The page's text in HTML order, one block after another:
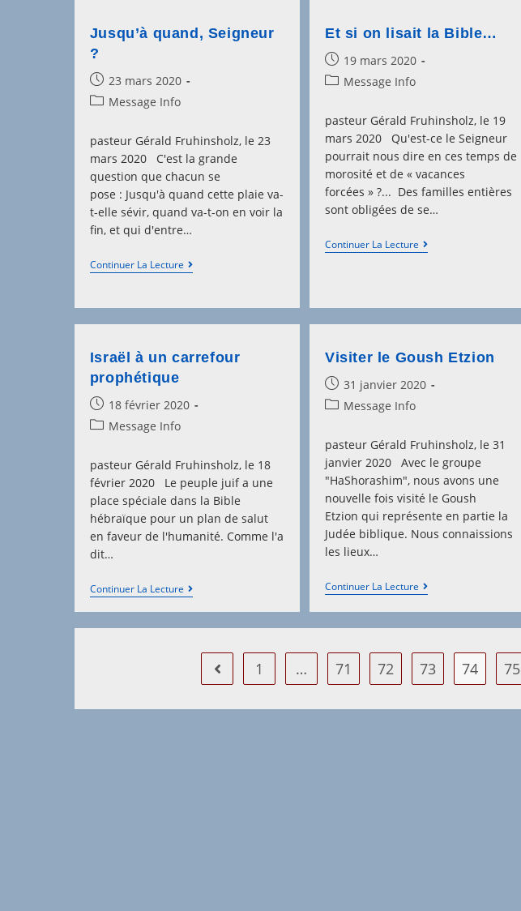
Jusqu’à quand, Seigneur
?
Post
published:
23 mars 2020
PostMessage Info
pasteur Gérald Fruhinsholz, le 23
mars 2020 C'est la grande
question que chacun se
pose : Jusqu'à quand cette plaie va-
t-elle sévir, quand va-t-on en voir la
fin, et qui d'entre…
Continuer La LectureJusqu’à
Quand,
Et si on lisait la Bible…
Post
published:
19 mars 2020
PostMessage Info
pasteur Gérald Fruhinsholz, le 19
mars 2020 Qu'est-ce le Seigneur
pourrait nous dire en ces temps de
morosité et de « vacances
forcées » ?... Des familles entières
sont obligées de se…
Continuer La Lecture Et
Si
Bible…
Israël à un carrefour
prophétique
Post
published:
18 février 2020
PostMessage Info
pasteur Gérald Fruhinsholz, le 18
février 2020 Le peuple juif a une
place spéciale dans la Bible
hébraïque pour un plan de salut
en faveur de l'humanité. Comme l'a
dit…
Continuer La LectureIsraël
À
Un
Carrefour
Visiter le Goush Etzion
Post
published:
31 janvier 2020
PostMessage Info
pasteur Gérald Fruhinsholz, le 31
janvier 2020 Avec le groupe
"HaShorashim", nous avons une
nouvelle fois visité le Goush
Etzion qui représente en partie la
Judée biblique. Nous connaissions
les lieux…
Continuer La Lecture Visiter
Le
Goush
Etzion
Go to the previous page
1 … 71 72 73 74 75